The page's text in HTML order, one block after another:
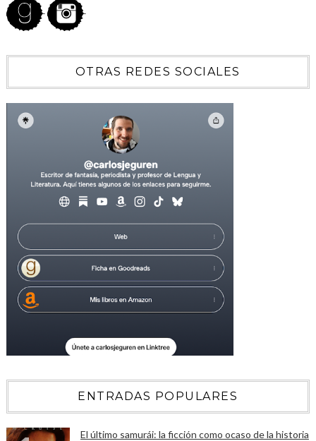
OTRAS REDES SOCIALES
ENTRADAS POPULARES
El último samurái: la ficción como ocaso de la historia